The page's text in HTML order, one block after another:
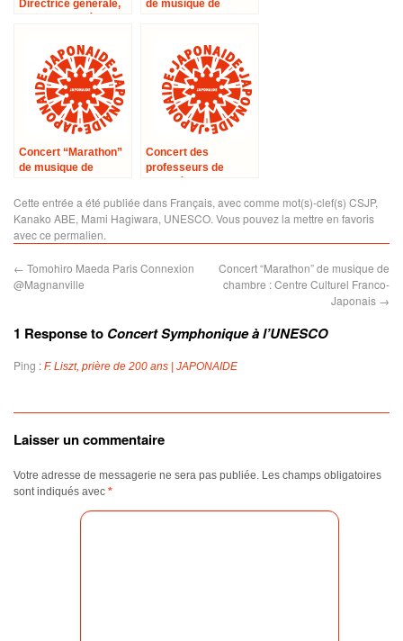
Directrice générale,
Concert
Symphonique pour le
Japon
de musique de
Japonais
Concert “Marathon”
de musique de
Conservatoire de
Paris
Concert des
professeurs de
musique française
de Kyoto
Cette entrée a été publiée dans Français, avec comme mot(s)-clef(s) CSJP,
Kanako ABE, Mami Hagiwara, UNESCO. Vous pouvez la mettre en favoris
avecce permalien.
← Tomohiro Maeda Paris Connexion
@Magnanville
Concert “Marathon” de musique de
chambre : Centre Culturel Franco-
Japonais →
1 Response to Concert Symphonique à l’UNESCO
Ping : F. Liszt, prière de 200 ans | JAPONAIDE
Laisser un commentaire
Votre adresse de messagerie ne sera pas publiée. Les champs obligatoires
sont indiqués avec *